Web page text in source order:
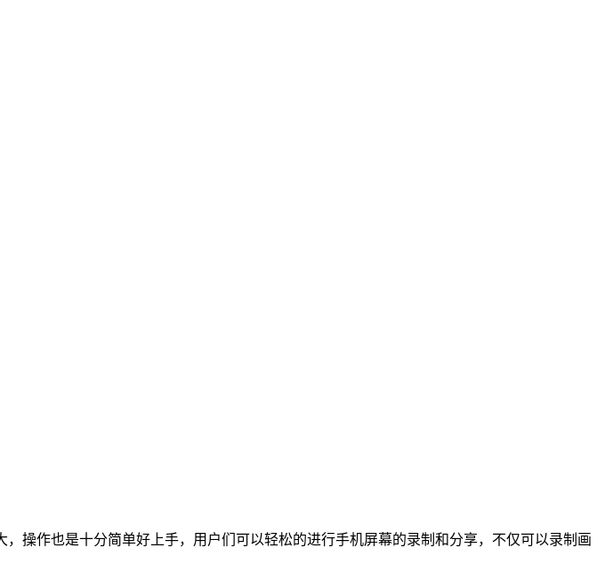
操作也是十分简单好上手，用户们可以轻松的进行手机屏幕的录制和分享，不仅可以录制画